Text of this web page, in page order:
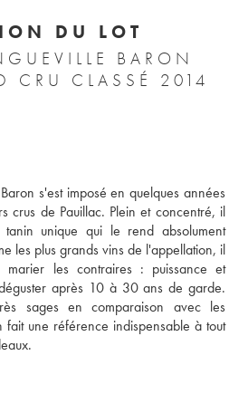
DU LOT
BARON
CRU CLASSÉ 2014
s'est imposé en quelques années
crus de Pauillac. Plein et concentré, il
unique qui le rend absolument
les plus grands vins de l'appellation, il
les contraires : puissance et
après 10 à 30 ans de garde.
sages en comparaison avec les
fait une référence indispensable à tout